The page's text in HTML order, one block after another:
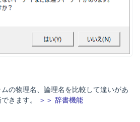
の物理名、論理名を比較して違いがあ
きます。
＞＞ 辞書機能